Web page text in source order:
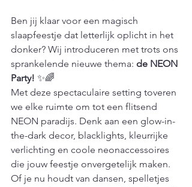
Ben jij klaar voor een magisch
slaapfeestje dat letterlijk oplicht in het
donker? Wij introduceren met trots ons
sprankelende nieuwe thema: de NEON
Party! ✨🌈
Met deze spectaculaire setting toveren
we elke ruimte om tot een flitsend
NEON paradijs. Denk aan een glow-in-
the-dark decor, blacklights, kleurrijke
verlichting en coole neonaccessoires
die jouw feestje onvergetelijk maken.
Of je nu houdt van dansen, spelletjes